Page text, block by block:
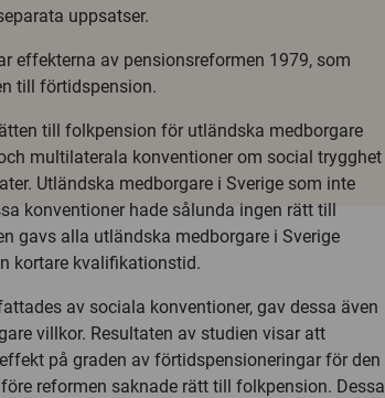
uppsatser.
effekterna av pensionsreformen 1979, som
till förtidspension.
till folkpension för utländska medborgare
multilaterala konventioner om social trygghet
Utländska medborgare i Sverige som inte
konventioner hade sålunda ingen rätt till
gavs alla utländska medborgare i Sverige
kortare kvalifikationstid.
av sociala konventioner, gav dessa även
villkor. Resultaten av studien visar att
på graden av förtidspensioneringar för den
reformen saknade rätt till folkpension. Dessa